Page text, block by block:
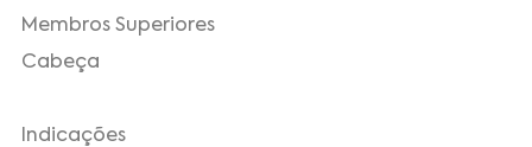
Membros Superiores
Cabeça
Indicações